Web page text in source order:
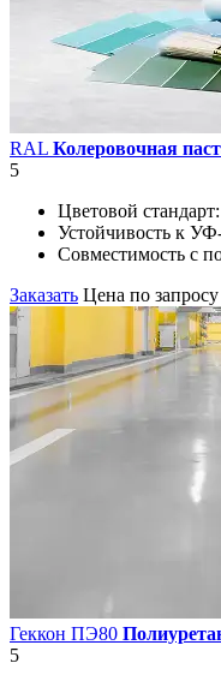
RAL Колеровочная
5
Цветовой стандарт:
Устойчивость к
Совместимость с
Заказать Цена по запросу
Геккон ПЭ80
5